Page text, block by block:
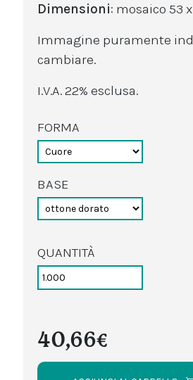
Dimensioni: mosaico 53
Immagine puramente
cambiare.
I.V.A. 22% esclusa.
FORMA
BASE
QUANTITÀ
40,66€